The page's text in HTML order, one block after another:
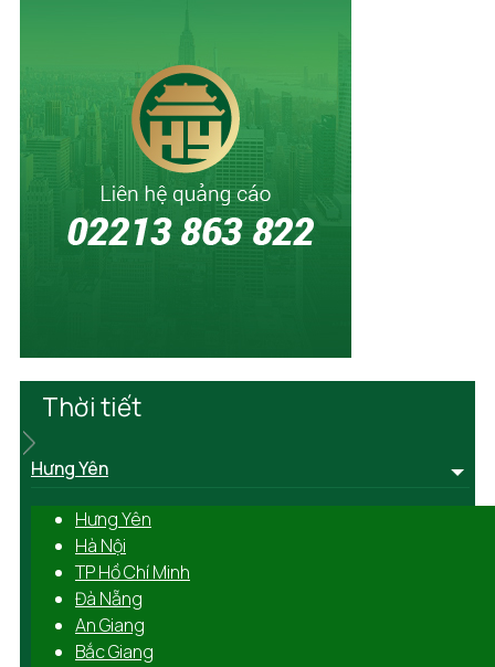
Thời tiết
Hưng Yên
Hưng Yên
Hà Nội
TP Hồ Chí Minh
Đà Nẵng
An Giang
Bắc Giang